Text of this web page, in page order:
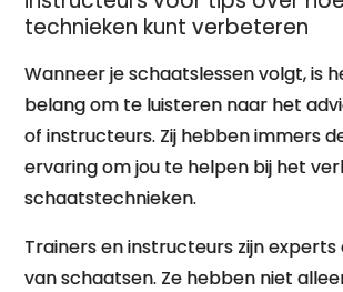
technieken kunt verbeteren
Wanneer je schaatslessen volgt, is
belang om te luisteren naar het
of instructeurs. Zij hebben immers
ervaring om jou te helpen bij het
schaatstechnieken.
Trainers en instructeurs zijn
van schaatsen. Ze hebben niet